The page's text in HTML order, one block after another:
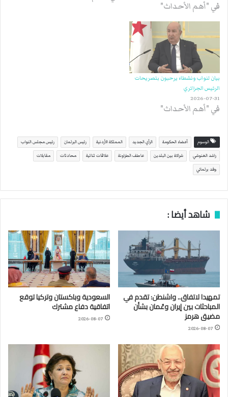
في "أهم الأحداث"
بيان لنواب ونشطاء يرحبون بتصريحات
الرئيس الجزائري
2026-07-31
في "أهم الأحداث"
الوسوم أعضاء الحكومة الرأي الجديد المملكة الأردنية رئيس البرلمان رئيس مجلس النواب
راشد الغنوشي شراكة بين البلدين عاطف الطراونة علاقات ثنائية محادثات مقابلات
وفد برلماني
شاهد أيضا :
تمهيدا لاتفاق.. واشنطن: تقدم في
المباحثات بين إيران وعُمان بشأن
مضيق هرمز
2026-08-07
السعودية وباكستان وتركيا توقع
اتفاقية دفاع مشترك
2026-08-07